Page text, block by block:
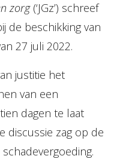
zorg(‘JGz’) schreef
de beschikking van
27 juli 2022.
justitie het
van een
dagen te laat
discussie zag op de